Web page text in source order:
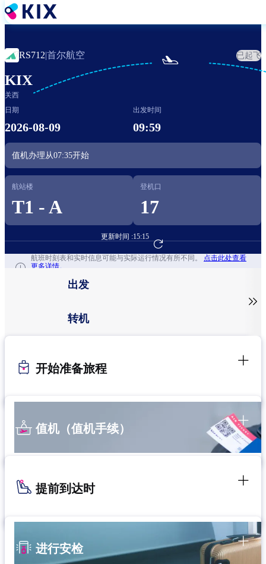
跳
转
主
要
容
RS712|首尔航空 已起飞
KIX
关西

日期
2026-08-09
出发时间
09:59
值机办理从07:35开始
航站楼
T1 - A
登机口
17
更新时间 :15:15
前往航班预订
航班时刻表和实时信息可能与实际运行情况有所不同。 点击此处查看
更多详情。
出发
转机

开始准备旅程
值机（值机手续）
提前到达时
进行安检